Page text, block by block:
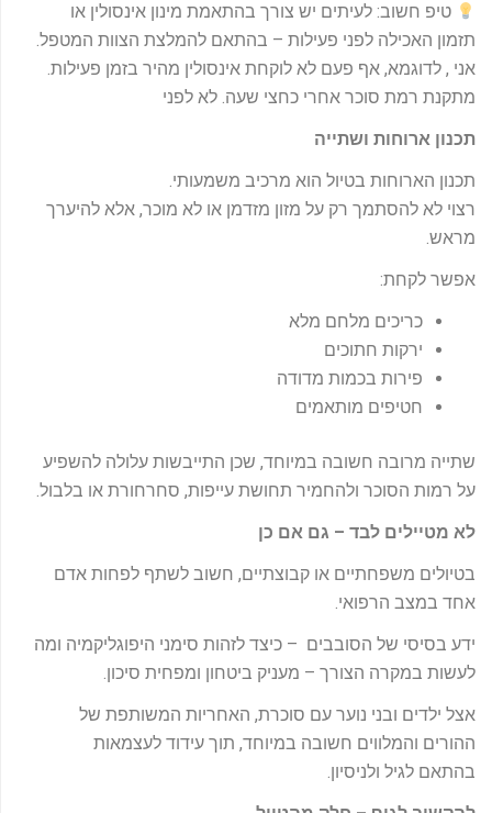
טיפ חשוב: לעיתים יש צורך בהתאמת מינון אינסולין או
תזמון האכילה לפני פעילות – בהתאם להמלצת הצוות המטפל.
אני , לדוגמא, אף פעם לא לוקחת אינסולין מהיר בזמן פעילות.
מתקנת רמת סוכר אחרי כחצי שעה. לא לפני
תכנון ארוחות ושתייה
תכנון הארוחות בטיול הוא מרכיב משמעותי.
רצוי לא להסתמך רק על מזון מזדמן או לא מוכר, אלא להיערך
מראש.
אפשר לקחת:
כריכים מלחם מלא
ירקות חתוכים
פירות בכמות מדודה
חטיפים מותאמים
שתייה מרובה חשובה במיוחד, שכן התייבשות עלולה להשפיע
על רמות הסוכר ולהחמיר תחושת עייפות, סחרחורת או בלבול.
לא מטיילים לבד – גם אם כן
בטיולים משפחתיים או קבוצתיים, חשוב לשתף לפחות אדם
אחד במצב הרפואי.
ידע בסיסי של הסובבים – כיצד לזהות סימני היפוגליקמיה ומה
לעשות במקרה הצורך – מעניק ביטחון ומפחית סיכון.
אצל ילדים ובני נוער עם סוכרת, האחריות המשותפת של
ההורים והמלווים חשובה במיוחד, תוך עידוד לעצמאות
בהתאם לגיל ולניסיון.